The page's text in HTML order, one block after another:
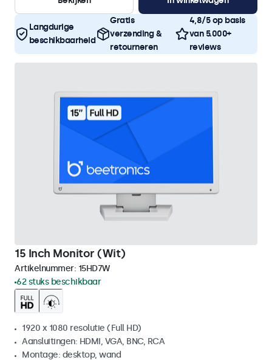
Langdurige
beschikbaarheid
Gratis
verzending &
retourneren
4,8/5 op basis
van 5.000+
reviews
15 Inch Monitor (Wit)
Artikelnummer: 15HD7W
62 stuks beschikbaar
1920 x 1080 resolutie (Full HD)
Aansluitingen: HDMI, VGA, BNC, RCA
Montage: desktop, wand